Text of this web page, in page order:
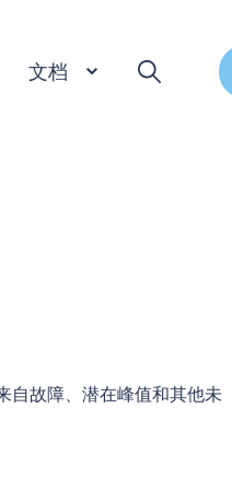
文档
自故障、潜在峰值和其他未